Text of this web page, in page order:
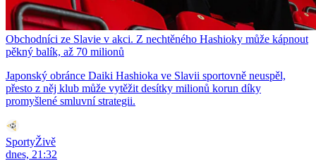
Obchodníci ze Slavie v akci. Z nechtěného Hashioky může kápnout
pěkný balík, až 70 milionů
Japonský obránce Daiki Hashioka ve Slavii sportovně neuspěl,
přesto z něj klub může vytěžit desítky milionů korun díky
promyšlené smluvní strategii.
SportyŽivě
dnes, 21:32